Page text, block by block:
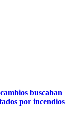
buscaban
por incendios